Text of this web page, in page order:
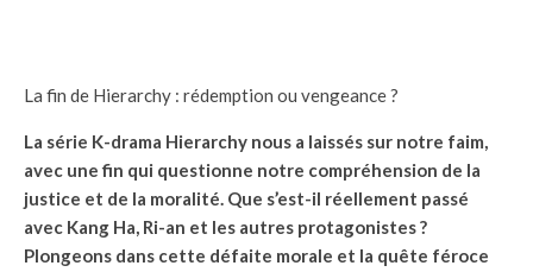
La fin de Hierarchy : rédemption ou vengeance ?
La série K-drama Hierarchy nous a laissés sur notre faim,
avec une fin qui questionne notre compréhension de la
justice et de la moralité. Que s’est-il réellement passé
avec Kang Ha, Ri-an et les autres protagonistes ?
Plongeons dans cette défaite morale et la quête féroce